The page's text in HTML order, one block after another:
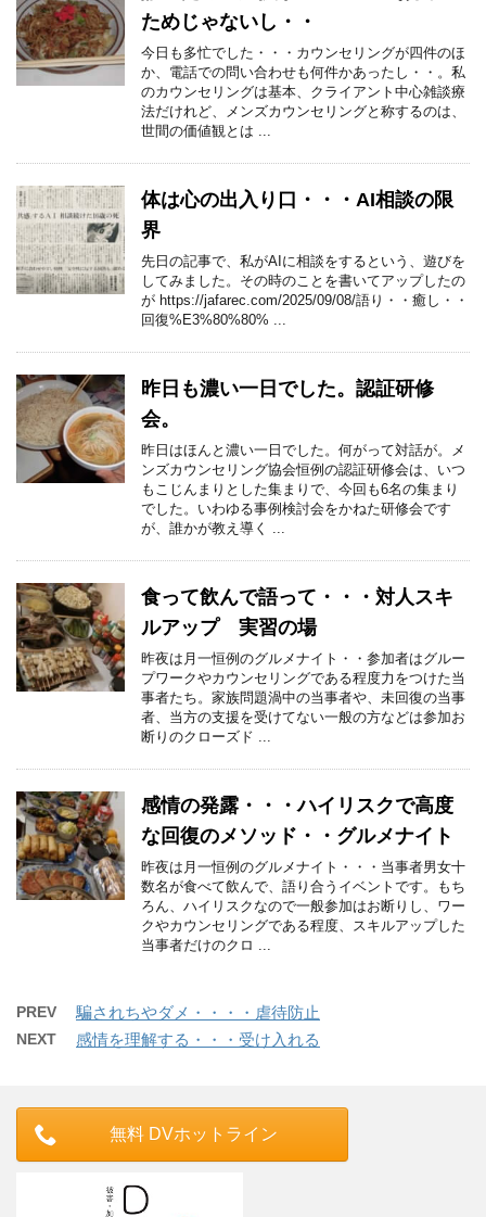
ためじゃないし・・
今日も多忙でした・・・カウンセリングが四件のほ
か、電話での問い合わせも何件かあったし・・。私
のカウンセリングは基本、クライアント中心雑談療
法だけれど、メンズカウンセリングと称するのは、
世間の価値観とは ...
体は心の出入り口・・・AI相談の限
界
先日の記事で、私がAIに相談をするという、遊びを
してみました。その時のことを書いてアップしたの
が https://jafarec.com/2025/09/08/語り・・癒し・・
回復%E3%80%80% ...
昨日も濃い一日でした。認証研修
会。
昨日はほんと濃い一日でした。何がって対話が。メ
ンズカウンセリング協会恒例の認証研修会は、いつ
もこじんまりとした集まりで、今回も6名の集まり
でした。いわゆる事例検討会をかねた研修会です
が、誰かが教え導く ...
食って飲んで語って・・・対人スキ
ルアップ 実習の場
昨夜は月一恒例のグルメナイト・・参加者はグルー
プワークやカウンセリングである程度力をつけた当
事者たち。家族問題渦中の当事者や、未回復の当事
者、当方の支援を受けてない一般の方などは参加お
断りのクローズド ...
感情の発露・・・ハイリスクで高度
な回復のメソッド・・グルメナイト
昨夜は月一恒例のグルメナイト・・・当事者男女十
数名が食べて飲んで、語り合うイベントです。もち
ろん、ハイリスクなので一般参加はお断りし、ワー
クやカウンセリングである程度、スキルアップした
当事者だけのクロ ...
PREV 騙されちやダメ・・・・虐待防止
NEXT 感情を理解する・・・受け入れる
無料 DVホットライン